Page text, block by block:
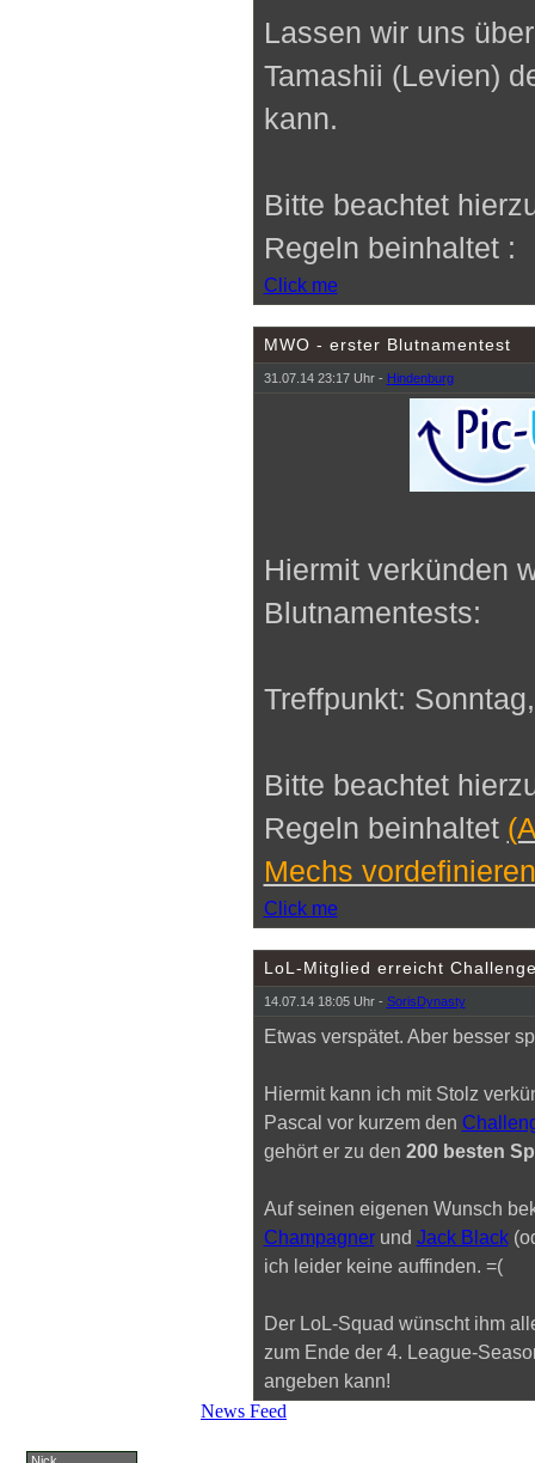
Lassen wir uns
Tamashii (Levien)
kann.
Bitte beachtet
Regeln beinhaltet :
Click me
MWO - erster Blutnamentest
31.07.14 23:17 Uhr - Hindenburg
Hiermit verkünden
Blutnamentests:
Treffpunkt:
Bitte beachtet
Regeln beinhaltet
Mechs
Click me
LoL-Mitglied erreicht
14.07.14 18:05 Uhr - SorisDynasty
Etwas verspätet. Aber besser
Hiermit kann ich mit Stolz
Pascal vor kurzem den
gehört er zu den 200 besten
Auf seinen eigenen Wunsch
Champagnerund Jack Black
ich leider keine auffinden. =(
Der LoL-Squad wünscht ihm
zum Ende der 4. League-
angeben kann!
News Feed